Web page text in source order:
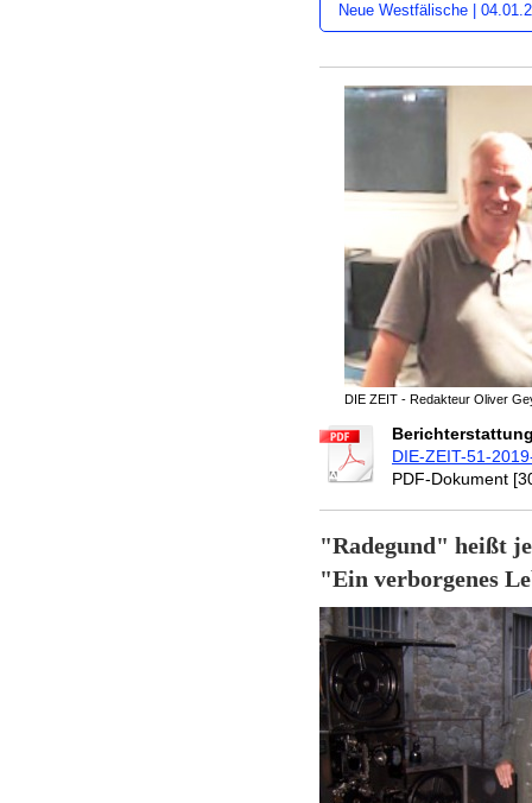
Neue Westfälische |
DIE ZEIT - Redakteur Oliver
DIE-ZEIT-51-
PDF-Dokument
"Ein verborgenes